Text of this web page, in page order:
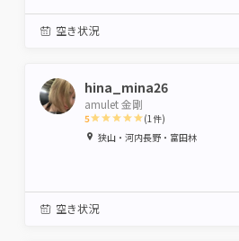
空き状況
hina_mina26
amulet 金剛
5
1 2 3 4 5
(1 件)
狭山・河内長野・富田林
空き状況